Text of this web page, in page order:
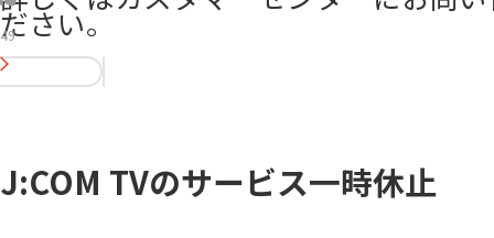
ださい。
49
J:COM TVのサービス一時休止